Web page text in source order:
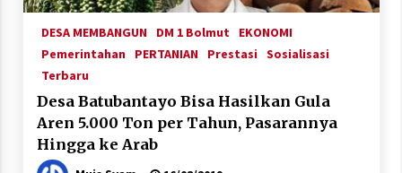
DESA MEMBANGUN DM 1 Bolmut
EKONOMI
Pemerintahan
PERTANIAN Prestasi Sosialisasi
Terbaru
Desa Batubantayo Bisa Hasilkan Gula
Aren 5.000 Ton per Tahun, Pasarannya
Hingga ke Arab